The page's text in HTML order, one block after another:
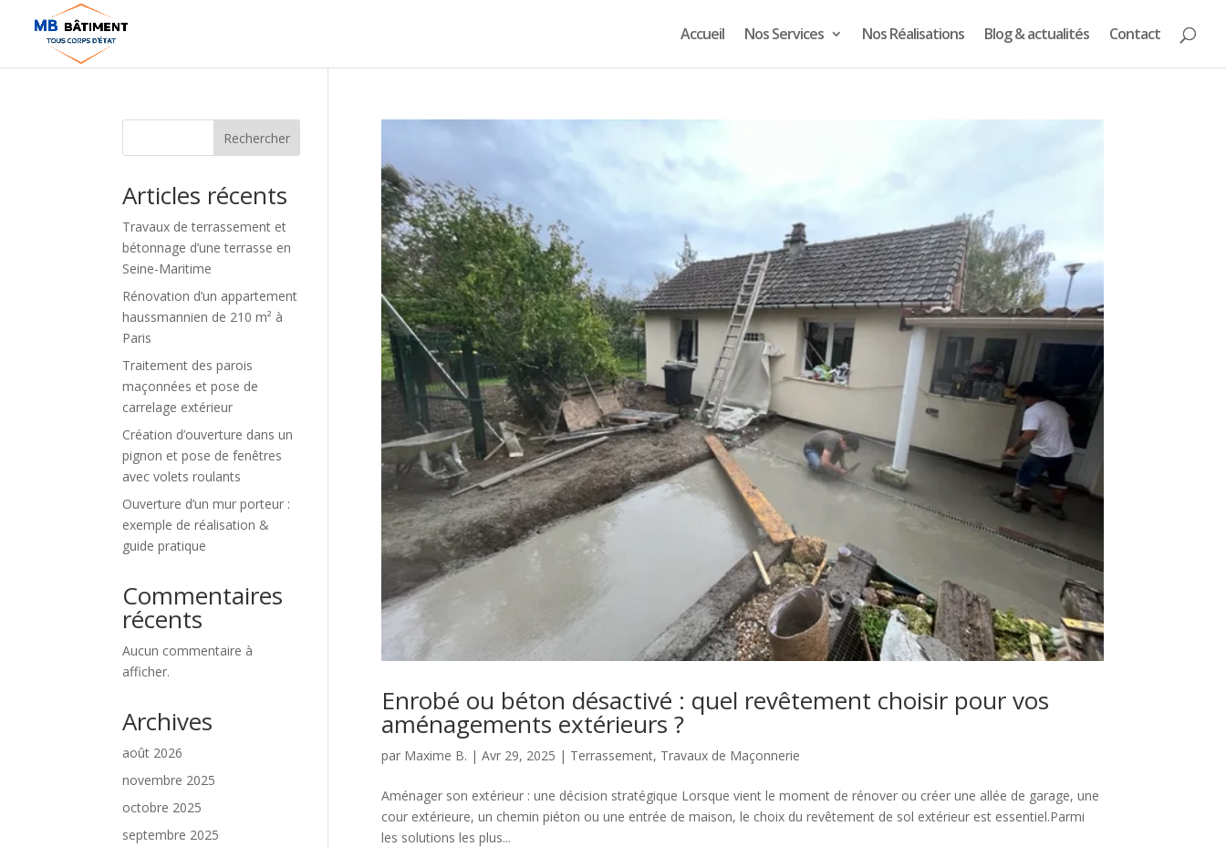
Accueil Nos Services Nos Réalisations Blog & actualités Contact
Enrobé ou béton désactivé : quel revêtement choisir pour vos
aménagements extérieurs ?
par Maxime B. | Avr 29, 2025 | Terrassement, Travaux de Maçonnerie
Aménager son extérieur : une décision stratégique Lorsque vient le moment de rénover ou créer une allée de garage, une
cour extérieure, un chemin piéton ou une entrée de maison, le choix du revêtement de sol extérieur est essentiel.Parmi
les solutions les plus...
Rechercher
Articles récents
Travaux de terrassement et
bétonnage d’une terrasse en
Seine-Maritime
Rénovation d’un appartement
haussmannien de 210 m² à
Paris
Traitement des parois
maçonnées et pose de
carrelage extérieur
Création d’ouverture dans un
pignon et pose de fenêtres
avec volets roulants
Ouverture d’un mur porteur :
exemple de réalisation &
guide pratique
Commentaires
récents
Aucun commentaire à
afficher.
Archives
août 2026
novembre 2025
octobre 2025
septembre 2025